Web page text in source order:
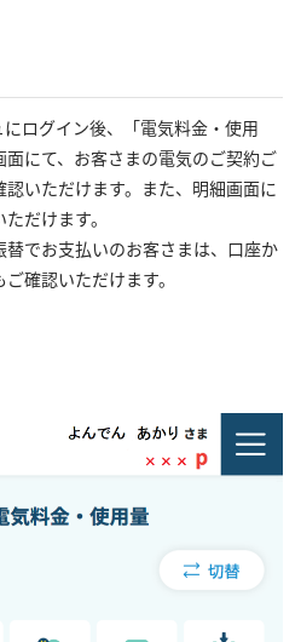
ログイン後、「電気料金・使用
にて、お客さまの電気のご契約ご
認いただけます。また、明細画面に
だけます。
でお支払いのお客さまは、口座か
確認いただけます。